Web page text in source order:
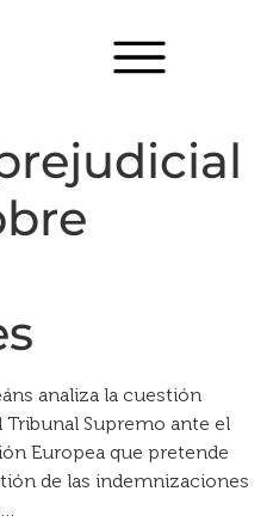
analiza la cuestión
Supremo ante el
Europea que pretende
de las indemnizaciones